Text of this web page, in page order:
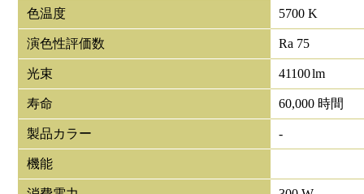
色温度 5700 K
演色性評価数 Ra 75
光束 41100lm
寿命 60,000 時間
製品カラー -
機能